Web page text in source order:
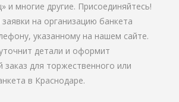
и многие другие. Присоединяйтесь!
на организацию банкета
указанному на нашем сайте.
детали и оформит
заказ для торжественного или
в Краснодаре.